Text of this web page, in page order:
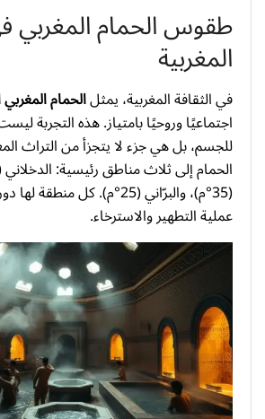
طقوس الحمام المغربي
المغربية
في الثقافة المغربية، يمثلالحمام
اجتماعيًا وروحيًا بامتياز. هذه التجربة
للجسم، بل هي جزء لا يتجزأ من التراث
(35°م)، والبرّاني (25°م). كل
عملية التطهير والاسترخاء.